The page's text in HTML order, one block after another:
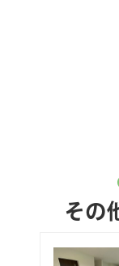
その